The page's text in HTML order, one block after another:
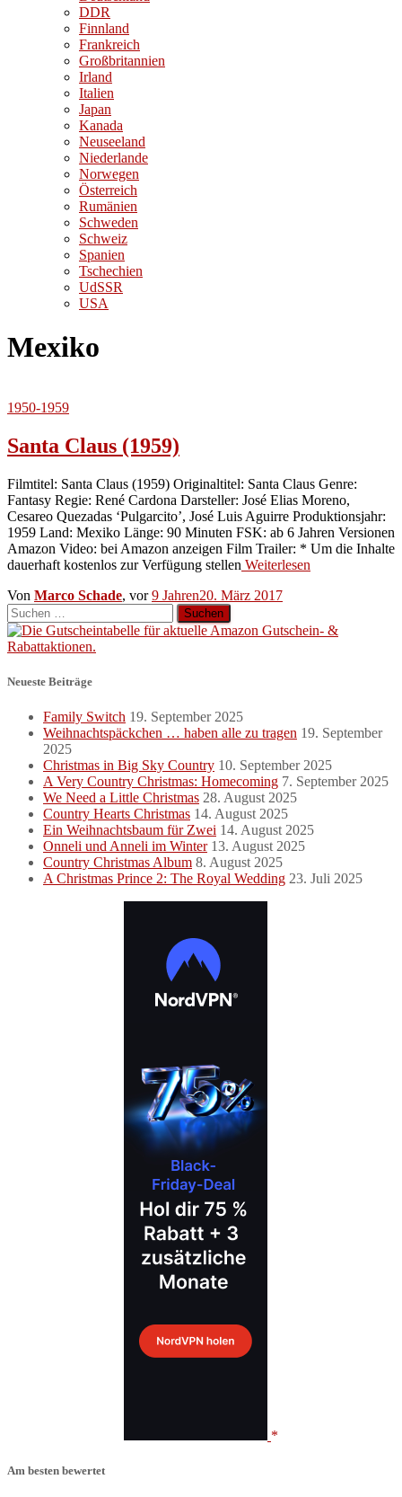
DDR
Finnland
Frankreich
Großbritannien
Irland
Italien
Japan
Kanada
Neuseeland
Niederlande
Norwegen
Österreich
Rumänien
Schweden
Schweiz
Spanien
Tschechien
UdSSR
USA
Mexiko
1950-1959
Santa Claus (1959)
Filmtitel: Santa Claus (1959) Originaltitel: Santa Claus Genre:
Fantasy Regie: René Cardona Darsteller: José Elias Moreno,
Cesareo Quezadas ‘Pulgarcito’, José Luis Aguirre Produktionsjahr:
1959 Land: Mexiko Länge: 90 Minuten FSK: ab 6 Jahren Versionen
Amazon Video: bei Amazon anzeigen Film Trailer: * Um die Inhalte
dauerhaft kostenlos zur Verfügung stellen Weiterlesen
Von Marco Schade, vor9 Jahren20. März 2017
Suchen
nach:
Neueste Beiträge
Family Switch 19. September 2025
Weihnachtspäckchen … haben alle zu tragen 19. September
2025
Christmas in Big Sky Country 10. September 2025
A Very Country Christmas: Homecoming 7. September 2025
We Need a Little Christmas 28. August 2025
Country Hearts Christmas 14. August 2025
Ein Weihnachtsbaum für Zwei 14. August 2025
Onneli und Anneli im Winter 13. August 2025
Country Christmas Album 8. August 2025
A Christmas Prince 2: The Royal Wedding 23. Juli 2025
Am besten bewertet